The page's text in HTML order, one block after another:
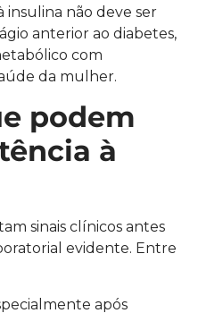
insulina não deve ser
anterior ao diabetes,
com
da mulher.
podem
à
sinais clínicos antes
evidente. Entre
após